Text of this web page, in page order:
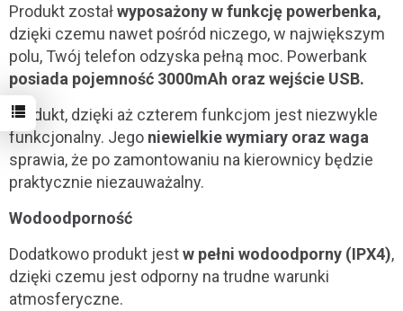
Produkt zostałwyposażony w funkcję powerbenka,
dzięki czemu nawet pośród niczego, w największym
polu, Twój telefon odzyska pełną moc. Powerbank
posiada pojemność 3000mAh oraz wejście USB.
Produkt, dzięki aż czterem funkcjom jest niezwykle
funkcjonalny. Jego niewielkie wymiary oraz waga
sprawia, że po zamontowaniu na kierownicy będzie
praktycznie niezauważalny.
Wodoodporność
Dodatkowo produkt jestw pełni wodoodporny (IPX4),
dzięki czemu jest odporny na trudne warunki
atmosferyczne.